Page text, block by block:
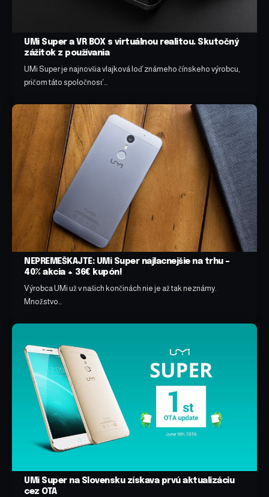
UMi Super a VR BOX s virtuálnou realitou. Skutočný
zážitok z používania
UMi Super je najnovšia vlajková loď známeho čínskeho výrobcu,
pričom táto spoločnosť…
NEPREMEŠKAJTE: UMi Super najlacnejšie na trhu –
40% akcia + 36€ kupón!
Výrobca UMi už v našich končinách nie je až tak neznámy.
Množstvo…
UMi Super na Slovensku získava prvú aktualizáciu
cez OTA